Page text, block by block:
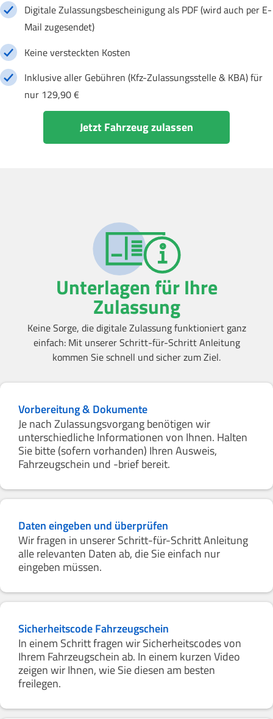
Digitale Zulassungsbescheinigung als PDF (wird auch per E-
Mail zugesendet)
Keine versteckten Kosten
Inklusive aller Gebühren (Kfz-Zulassungsstelle & KBA) für
nur 129,90 €
Jetzt Fahrzeug zulassen
Unterlagen für Ihre
Zulassung
Keine Sorge, die digitale Zulassung funktioniert ganz
einfach: Mit unserer Schritt-für-Schritt Anleitung
kommen Sie schnell und sicher zum Ziel.
Vorbereitung & Dokumente
Je nach Zulassungsvorgang benötigen wir
unterschiedliche Informationen von Ihnen. Halten
Sie bitte (sofern vorhanden) Ihren Ausweis,
Fahrzeugschein und -brief bereit.
Daten eingeben und überprüfen
Wir fragen in unserer Schritt-für-Schritt Anleitung
alle relevanten Daten ab, die Sie einfach nur
eingeben müssen.
Sicherheitscode Fahrzeugschein
In einem Schritt fragen wir Sicherheitscodes von
Ihrem Fahrzeugschein ab. In einem kurzen Video
zeigen wir Ihnen, wie Sie diesen am besten
freilegen.